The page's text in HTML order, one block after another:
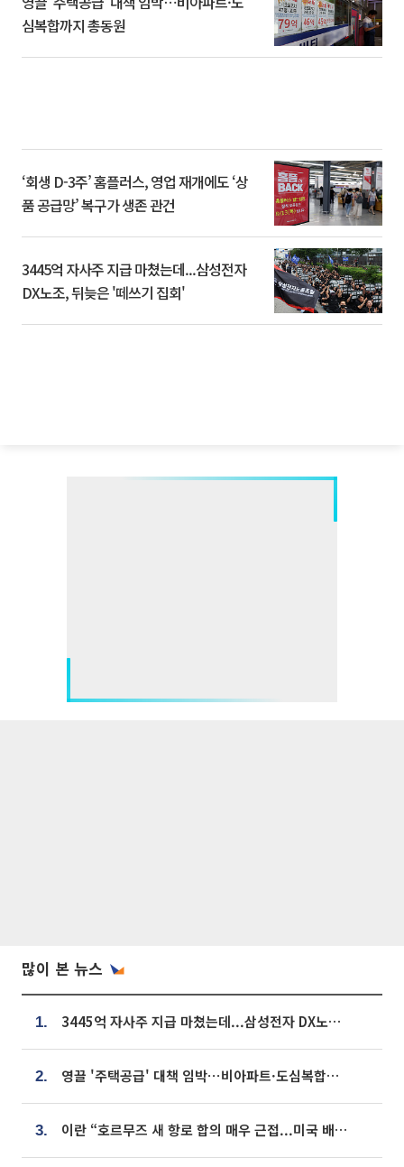
심복합까지 총동원
‘회생 D-3주’ 홈플러스, 영업 재개에도 ‘상
품 공급망’ 복구가 생존 관건
3445억 자사주 지급 마쳤는데...삼성전자
DX노조, 뒤늦은 '떼쓰기 집회'
많이 본 뉴스
1. 3445억 자사주 지급 마쳤는데...삼성전자 DX노조, 뒤늦은 '떼쓰기 집회'
2. 영끌 '주택공급' 대책 임박⋯비아파트·도심복합까지 총동원
3. 이란 “호르무즈 새 항로 합의 매우 근접...미국 배상 먼저”